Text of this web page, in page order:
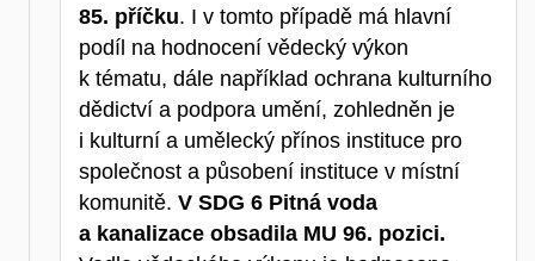
85. příčku. I v tomto případě má hlavní
podíl na hodnocení vědecký výkon
k tématu, dále například ochrana kulturního
dědictví a podpora umění, zohledněn je
i kulturní a umělecký přínos instituce pro
společnost a působení instituce v místní
komunitě. V SDG 6 Pitná voda
a kanalizace obsadila MU 96. pozici.